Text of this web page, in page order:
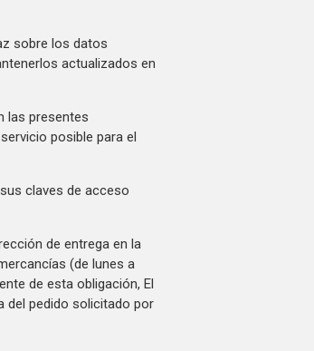
sobre los datos
actualizados en
las presentes
posible para el
claves de acceso
de entrega en la
(de lunes a
de esta obligación, El
del pedido solicitado por